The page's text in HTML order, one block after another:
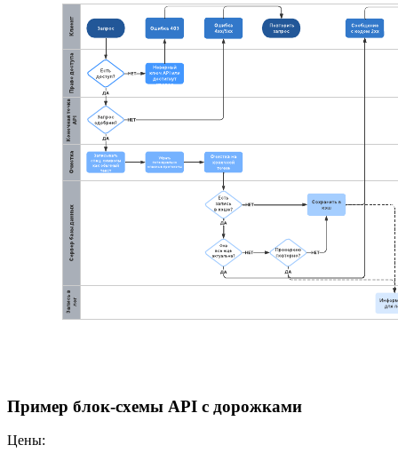
Пример блок-схемы API с дорожками
Цены: